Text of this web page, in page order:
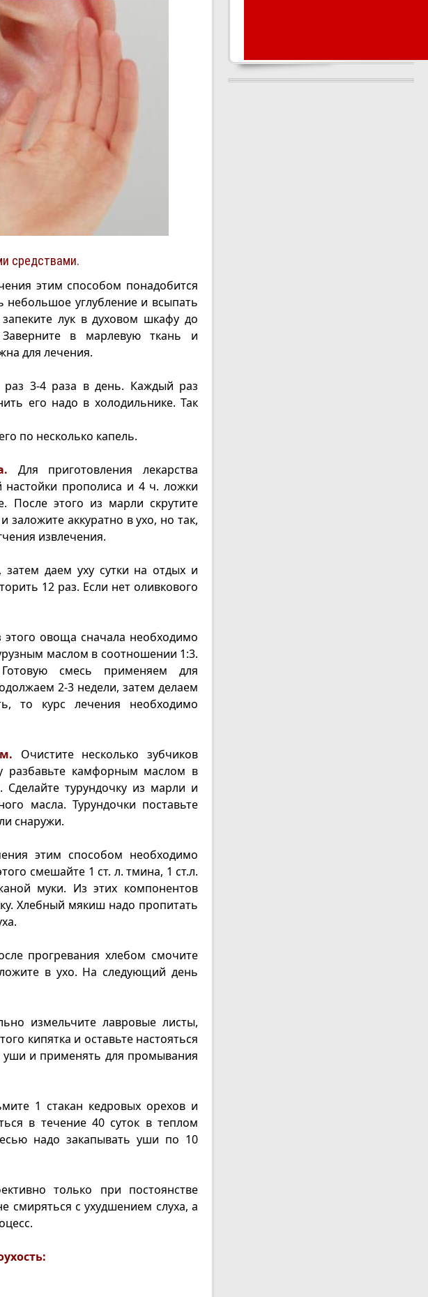
средствами.
этим способом понадобится
небольшое углубление и всыпать
лук в духовом шкафу до
в марлевую ткань и
для лечения.
3-4 раза в день. Каждый раз
его надо в холодильнике. Так
по несколько капель.
Для приготовления лекарства
прополиса и 4 ч. ложки
После этого из марли скрутите
аккуратно в ухо, но так,
извлечения.
даем уху сутки на отдых и
12 раз. Если нет оливкового
этого овоща сначала необходимо
маслом в соотношении 1:3.
смесь применяем для
2-3 недели, затем делаем
то курс лечения необходимо
Очистите несколько зубчиков
разбавьте камфорным маслом в
турундочку из марли и
масла. Турундочки поставьте
снаружи.
этим способом необходимо
смешайте 1 ст. л. тмина, 1 ст.л.
муки. Из этих компонентов
Хлебный мякиш надо пропитать
прогревания хлебом смочите
в ухо. На следующий день
измельчите лавровые листы,
кипятка и оставьте настояться
уши и применять для промывания
1 стакан кедровых орехов и
в течение 40 суток в теплом
надо закапывать уши по 10
только при постоянстве
смиряться с ухудшением слуха, а